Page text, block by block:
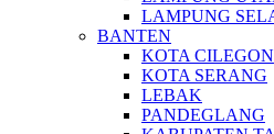
LAMPUNG
BANTEN
KOTA CILEGON
KOTA SERANG
LEBAK
PANDEGLANG